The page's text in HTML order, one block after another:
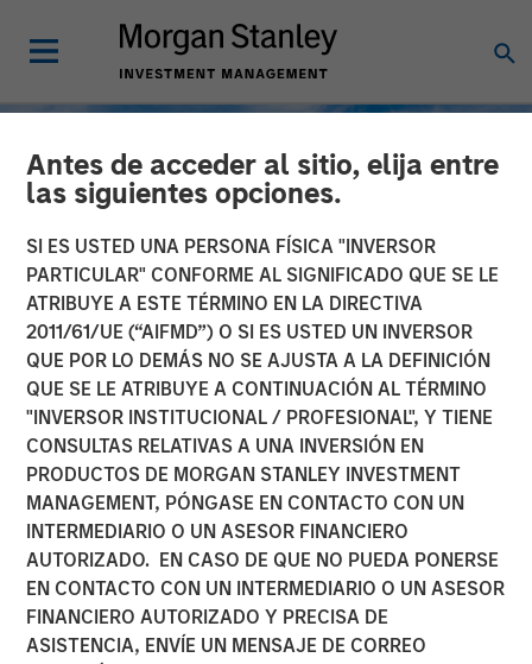
Antes de acceder al sitio, elija entre
las siguientes opciones.
SI ES USTED UNA PERSONA FÍSICA "INVERSOR
PARTICULAR" CONFORME AL SIGNIFICADO QUE SE LE
ATRIBUYE A ESTE TÉRMINO EN LA DIRECTIVA
2011/61/UE (“AIFMD”) O SI ES USTED UN INVERSOR
QUE POR LO DEMÁS NO SE AJUSTA A LA DEFINICIÓN
QUE SE LE ATRIBUYE A CONTINUACIÓN AL TÉRMINO
"INVERSOR INSTITUCIONAL / PROFESIONAL", Y TIENE
CONSULTAS RELATIVAS A UNA INVERSIÓN EN
PRODUCTOS DE MORGAN STANLEY INVESTMENT
MANAGEMENT, PÓNGASE EN CONTACTO CON UN
INTERMEDIARIO O UN ASESOR FINANCIERO
AUTORIZADO. EN CASO DE QUE NO PUEDA PONERSE
EN CONTACTO CON UN INTERMEDIARIO O UN ASESOR
FINANCIERO AUTORIZADO Y PRECISA DE
ASISTENCIA, ENVÍE UN MENSAJE DE CORREO
TALES FROM THE EMERGING WORLD INSIGHTS
Korea’s Value-Up 2.0: Only
Half the Story
13 NOVIEMBRE 2025